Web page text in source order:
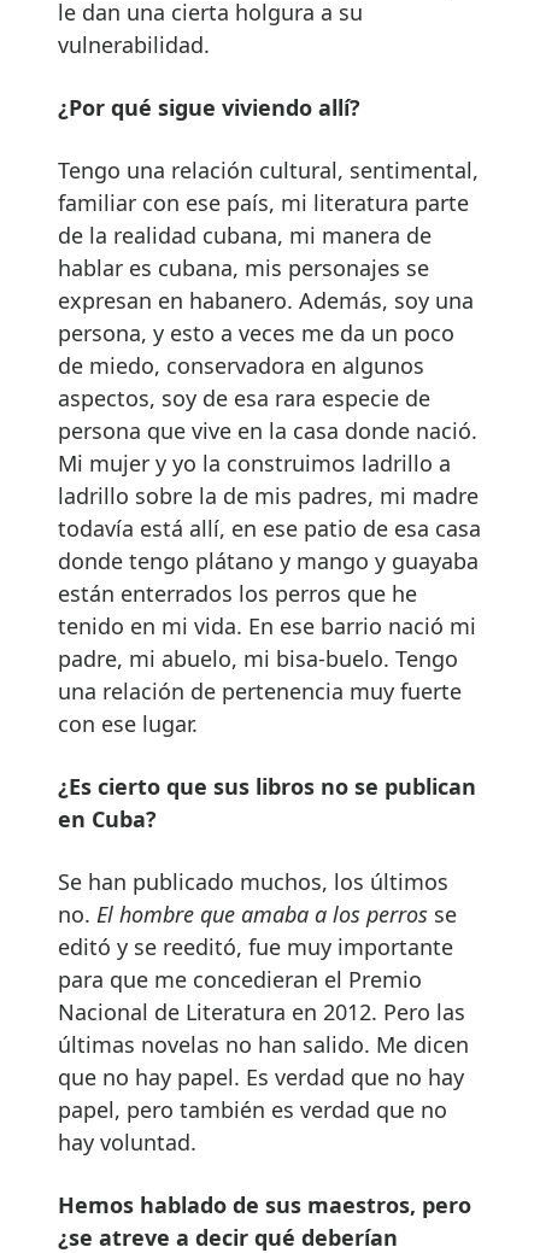
le dan una cierta holgura a su
vulnerabilidad.
¿Por qué sigue viviendo allí?
Tengo una relación cultural, sentimental,
familiar con ese país, mi literatura parte
de la realidad cubana, mi manera de
hablar es cubana, mis personajes se
expresan en habanero. Además, soy una
persona, y esto a veces me da un poco
de miedo, conservadora en algunos
aspectos, soy de esa rara especie de
persona que vive en la casa donde nació.
Mi mujer y yo la construimos ladrillo a
ladrillo sobre la de mis padres, mi madre
todavía está allí, en ese patio de esa casa
donde tengo plátano y mango y guayaba
están enterrados los perros que he
tenido en mi vida. En ese barrio nació mi
padre, mi abuelo, mi bisa-buelo. Tengo
una relación de pertenencia muy fuerte
con ese lugar.
¿Es cierto que sus libros no se publican
en Cuba?
Se han publicado muchos, los últimos
no. El hombre que amaba a los perros se
editó y se reeditó, fue muy importante
para que me concedieran el Premio
Nacional de Literatura en 2012. Pero las
últimas novelas no han salido. Me dicen
que no hay papel. Es verdad que no hay
papel, pero también es verdad que no
hay voluntad.
Hemos hablado de sus maestros, pero
¿se atreve a decir qué deberían